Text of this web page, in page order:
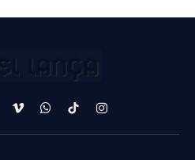
VimeoWhatsApp
TikTokInstagram